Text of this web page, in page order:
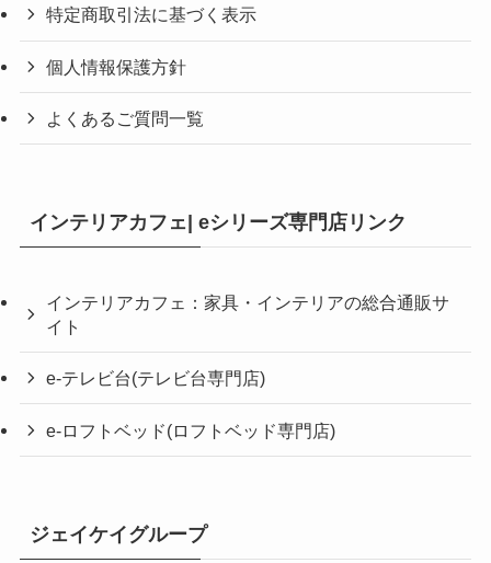
特定商取引法に基づく表示
個人情報保護方針
よくあるご質問一覧
インテリアカフェ| eシリーズ専門店リンク
インテリアカフェ：家具・インテリアの総合通販サ
イト
e-テレビ台(テレビ台専門店)
e-ロフトベッド(ロフトベッド専門店)
ジェイケイグループ